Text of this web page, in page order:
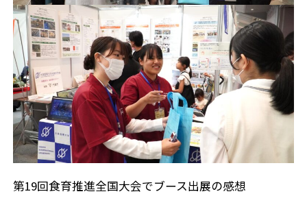
第19回食育推進全国大会でブース出展の感想